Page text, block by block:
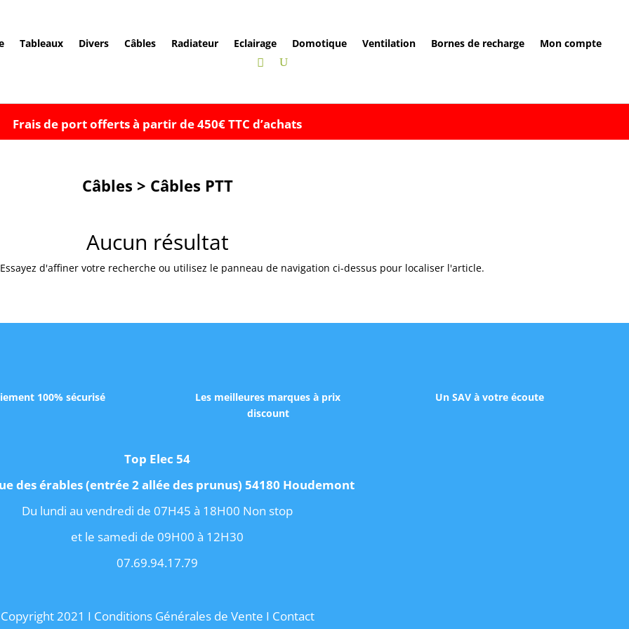
Tableaux Divers Câbles Radiateur Eclairage Domotique Ventilation Bornes de recharge Mon compte
Frais de port offerts à partir de 450€ TTC d’achats
Câbles > Câbles PTT
Aucun résultat
d'affiner votre recherche ou utilisez le panneau de navigation ci-dessus pour localiser l'article.
100% sécurisé
Les meilleures marques à prix
discount
Un SAV à votre écoute
Top Elec 54
des érables (entrée 2 allée des prunus) 54180 Houdemont
Du lundi au vendredi de 07H45 à 18H00 Non stop
et le samedi de 09H00 à 12H30
07.69.94.17.79
Copyright 2021 I Conditions Générales de Vente I Contact